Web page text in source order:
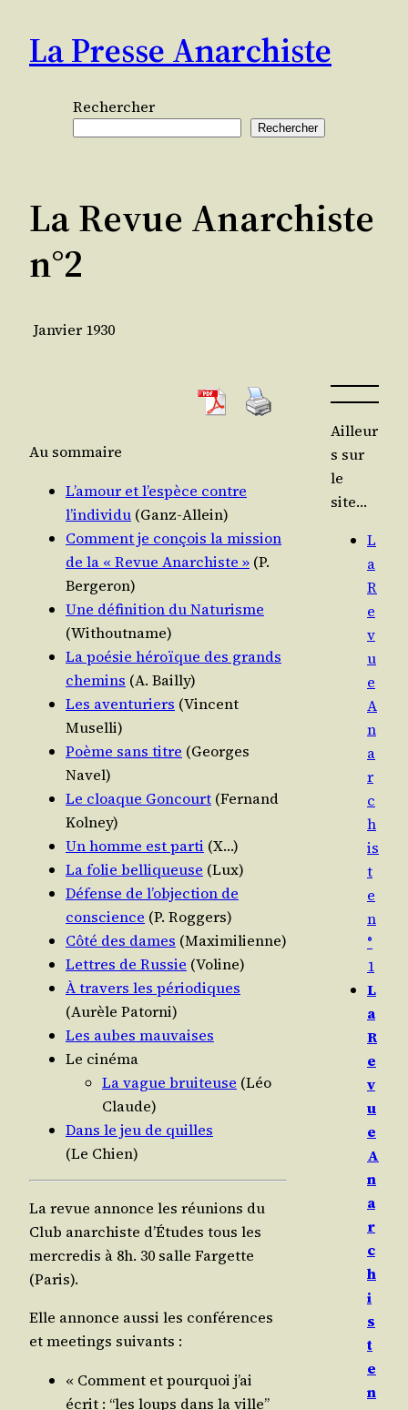
contenu
La Presse Anarchiste
Rechercher
Rechercher
La Revue Anarchiste
n°2
Janvier 1930
Au som­maire
L’amour et l’espèce contre
l’individu (Ganz-Allein)
Com­ment je conçois la mis­sion
de la « Revue Anar­chiste » (P.
Bergeron)
Une défi­ni­tion du Natu­risme
(Without­name)
La poé­sie héroïque des grands
che­mins (A. Bailly)
Les aven­tu­riers (Vincent
Muselli)
Poème sans titre (Georges
Navel)
Le cloaque Gon­court (Fer­nand
Kolney)
Un homme est par­ti (X…)
La folie bel­li­queuse (Lux)
Défense de l’objection de
conscience (P. Roggers)
Côté des dames (Maxi­mi­lienne)
Lettres de Rus­sie (Voline)
À tra­vers les pério­diques
(Aurèle Patorni)
Les aubes mauvaises
Le ciné­ma
La vague brui­teuse (Léo
Claude)
Dans le jeu de quilles
(Le Chien)
La revue annonce les réunions du
Club anar­chiste d’Études tous les
mer­cre­dis à 8h. 30 salle Far­gette
(Paris).
Elle annonce aus­si les confé­rences
et mee­tings suivants :
« Com­ment et pour­quoi j’ai
écrit : “les loups dans la ville”
Ailleur
s sur
le
site…
L
a
R
e
v
u
e
A
n
a
r
c
h
is
t
e
n
°
1
L
a
R
e
v
u
e
A
n
a
r
c
h
i
s
t
e
n